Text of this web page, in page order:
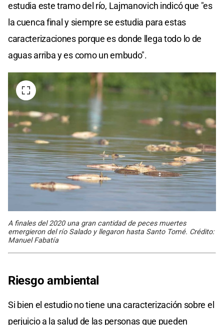
estudia este tramo del río, Lajmanovich indicó que "es
la cuenca final y siempre se estudia para estas
caracterizaciones porque es donde llega todo lo de
aguas arriba y es como un embudo".
A finales del 2020 una gran cantidad de peces muertes
emergieron del río Salado y llegaron hasta Santo Tomé. Crédito:
Manuel Fabatía
Riesgo ambiental
Si bien el estudio no tiene una caracterización sobre el
perjuicio a la salud de las personas que pueden